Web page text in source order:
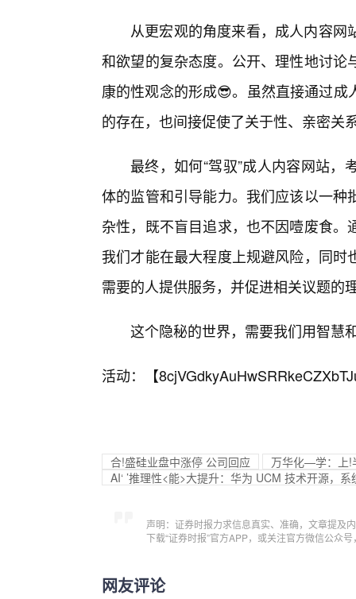
从更宏观的角度来看，成人内容
和欲望的复杂态度。公开、理性地讨
康的性观念的形成😎。虽然直接通过
的存在，也间接促使了关于性、亲密关
最终，如何“驾驭”成人内容网站
体的监管和引导能力。我们应该以一
杂性，既不盲目追求，也不因噎废食
我们才能在最大程度上规避风险，同
需要的人提供服务，并促进相关议题的
这个隐秘的世界，需要我们用智慧
活动：【
合!盛硅业盘中涨停 公司回应
万华化—学：上!
AI‘ ’推理性<能>大提升：华为 UCM 技术开源，
声明：证券时报力求信息真实、准确，文章提及
下载“证券时报”官方APP，或关注官方微信公众
网友评论